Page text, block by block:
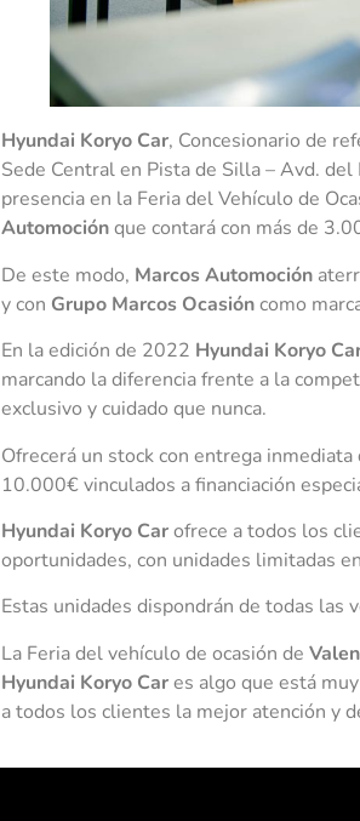
Hyundai Koryo Car, Concesionario de
Sede Central en Pista de Silla – Avd.
presencia en la Feria del Vehículo de
Automociónque contará con más de
De este modo, Marcos Automoción
y con Grupo Marcos Ocasióncomo
En la edición de 2022 Hyundai Koryo
marcando la diferencia frente a la
exclusivo y cuidado que nunca.
Ofrecerá un stock con entrega
10.000€ vinculados a financiación
Hyundai Koryo Carofrece a todos los
oportunidades, con unidades limitadas
Estas unidades dispondrán de todas las
La Feria del vehículo de ocasión de
Hyundai Koryo Cares algo que está
a todos los clientes la mejor atención y